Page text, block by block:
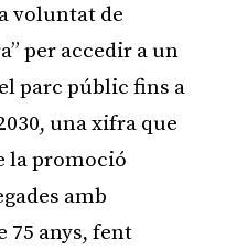
voluntat de
per accedir a un
parc públic fins a
una xifra que
la promoció
amb
75 anys, fent